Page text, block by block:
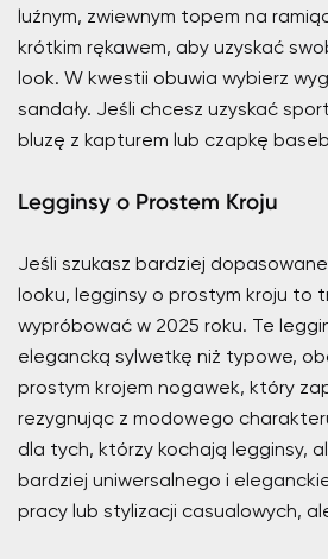
luźnym, zwiewnym topem na
krótkim rękawem, aby uzyskać
look. W kwestii obuwia wybierz
sandały. Jeśli chcesz uzyskać
bluzę z kapturem lub czapkę
Legginsy o Prostem Kroju
Jeśli szukasz bardziej
looku, legginsy o prostym kroju to
wypróbować w 2025 roku. Te
elegancką sylwetkę niż typowe,
prostym krojem nogawek, który
rezygnując z modowego
dla tych, którzy kochają legginsy,
bardziej uniwersalnego i
pracy lub stylizacji casualowych,